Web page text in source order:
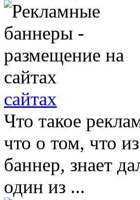
сайтах
Что такое
что о том, что
баннер, знает
один из ...